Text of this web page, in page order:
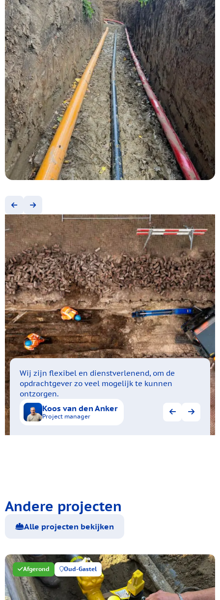
Wij zijn flexibel en dienstverlenend, om de
opdrachtgever zo veel mogelijk te kunnen
ontzorgen.
Koos van den Anker
Project manager
Maikel Derks
Tim Visser
Andere projecten
Alle projecten bekijken
Afgerond Oud-Gastel